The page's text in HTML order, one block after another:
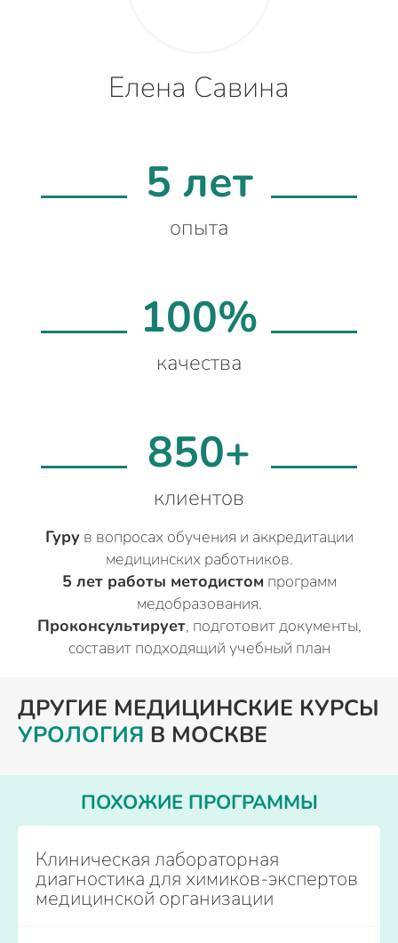
Елена Савина
5 лет
опыта
100%
качества
850+
клиентов
Гуру в вопросах обучения и аккредитации
медицинских работников.
5 лет работы методистом программ
медобразования.
Проконсультирует, подготовит документы,
составит подходящий учебный план
ДРУГИЕ МЕДИЦИНСКИЕ КУРСЫ
УРОЛОГИЯ В МОСКВЕ
ПОХОЖИЕ ПРОГРАММЫ
Клиническая лабораторная
диагностика для химиков-экспертов
медицинской организации